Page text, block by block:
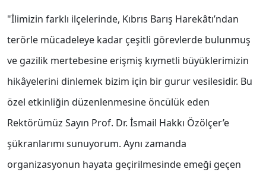
"İlimizin farklı ilçelerinde, Kıbrıs Barış Harekâtı’ndan
terörle mücadeleye kadar çeşitli görevlerde bulunmuş
ve gazilik mertebesine erişmiş kıymetli büyüklerimizin
hikâyelerini dinlemek bizim için bir gurur vesilesidir. Bu
özel etkinliğin düzenlenmesine öncülük eden
Rektörümüz Sayın Prof. Dr. İsmail Hakkı Özölçer’e
şükranlarımı sunuyorum. Aynı zamanda
organizasyonun hayata geçirilmesinde emeği geçen